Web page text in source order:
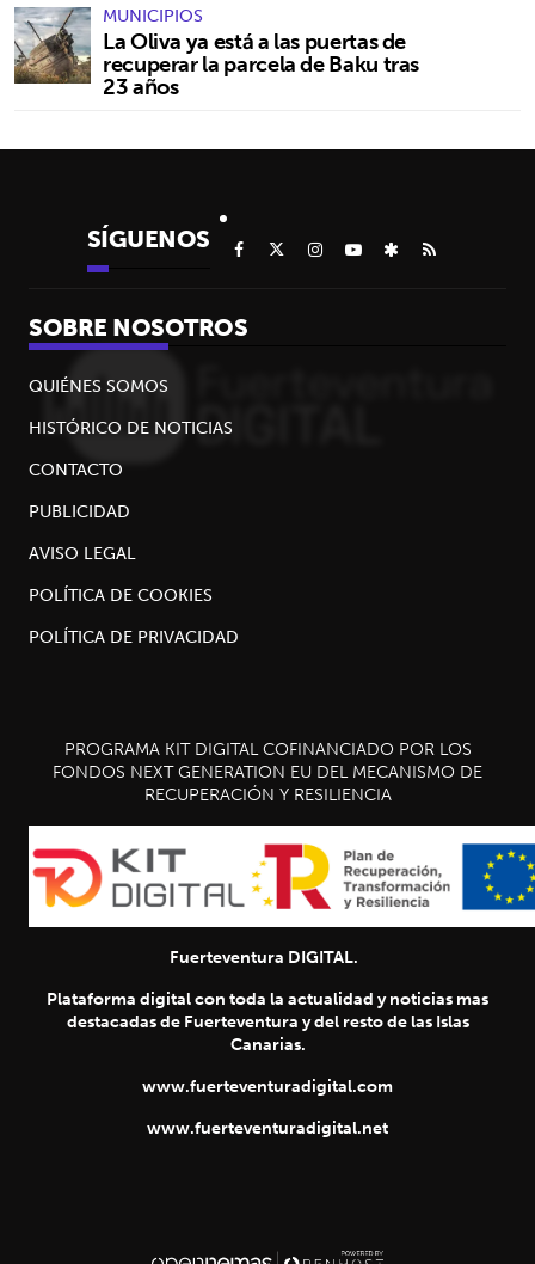
MUNICIPIOS
La Oliva ya está a las puertas de
recuperar la parcela de Baku tras
23 años
SÍGUENOS
SOBRE NOSOTROS
QUIÉNES SOMOS
HISTÓRICO DE NOTICIAS
CONTACTO
PUBLICIDAD
AVISO LEGAL
POLÍTICA DE COOKIES
POLÍTICA DE PRIVACIDAD
PROGRAMA KIT DIGITAL COFINANCIADO POR LOS
FONDOS NEXT GENERATION EU DEL MECANISMO DE
RECUPERACIÓN Y RESILIENCIA
Fuerteventura DIGITAL.
Plataforma digital con toda la actualidad y noticias mas
destacadas de Fuerteventura y del resto de las Islas
Canarias.
www.fuerteventuradigital.com
www.fuerteventuradigital.net